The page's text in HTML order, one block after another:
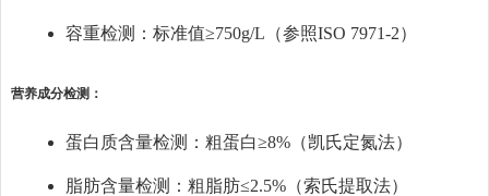
容重检测：标准值≥750g/L（参照ISO 7971-2）
营养成分检测：
蛋白质含量检测：粗蛋白≥8%（凯氏定氮法）
脂肪含量检测：粗脂肪≤2.5%（索氏提取法）